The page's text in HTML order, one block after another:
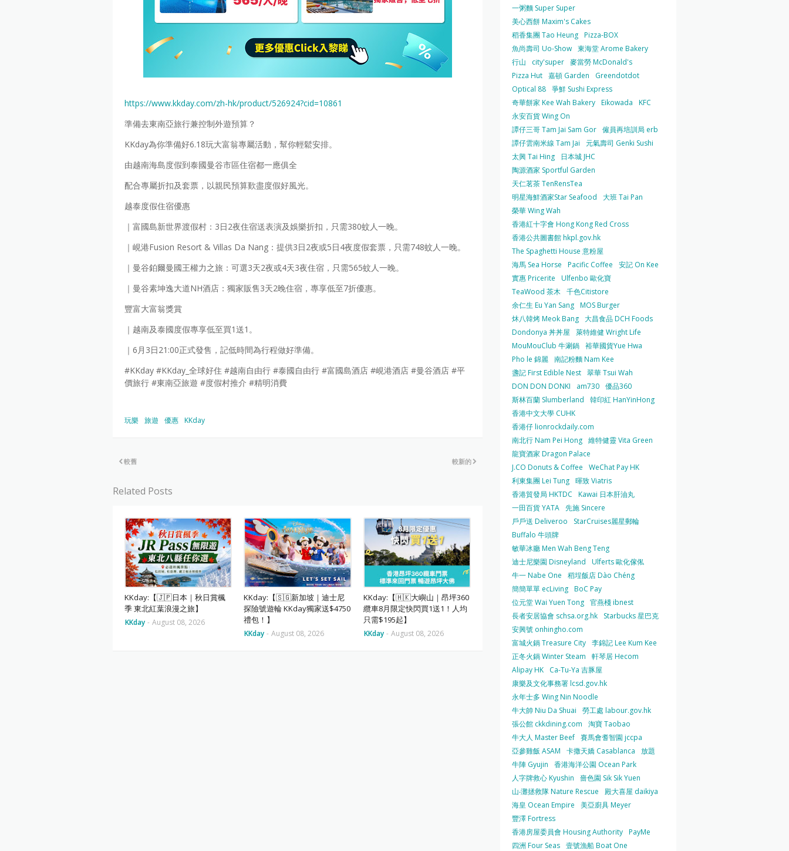
https://www.kkday.com/zh-hk/product/526924?cid=10861
準備去東南亞旅行兼控制外遊預算？
KKday為你準備好6.18玩大富翁專屬活動，幫你輕鬆安排。
由越南海島度假到泰國曼谷市區住宿都一應俱全
配合專屬折扣及套票，以親民預算歎盡度假好風光。
越泰度假住宿優惠
｜富國島新世界渡假村：3日2夜住宿送表演及娛樂折扣，只需380蚊人一晚。
｜峴港Fusion Resort & Villas Da Nang：提供3日2夜或5日4夜度假套票，只需748蚊人一晚。
｜曼谷鉑爾曼國王權力之旅：可選3天2夜或4天3夜住宿，只需565蚊人一晚。
｜曼谷素坤逸大道NH酒店：獨家販售3天2晚住宿，專享低至7折優惠。
豐富大富翁獎賞
｜越南及泰國度假專享低至買1送1。
｜6月3日21:00正式發售，記低時間為行程做好準備。
#KKday #KKday_全球好住 #越南自由行 #泰國自由行 #富國島酒店 #峴港酒店 #曼谷酒店 #平
價旅行 #東南亞旅遊 #度假村推介 #精明消費
玩樂 旅遊 優惠 KKday
較新的
較舊
Related Posts
KKday:【🇯🇵日本｜秋日賞楓
季 東北紅葉浪漫之旅】
KKday - August 08, 2026
KKday:【🇸🇬新加坡｜迪士尼
探險號遊輪 KKday獨家送$4750
禮包！】
KKday - August 08, 2026
KKday:【🇭🇰大嶼山｜昂坪360
纜車8月限定快閃買1送1！人均
只需$195起】
KKday - August 08, 2026
一粥麵 Super Super
美心西餅 Maxim's Cakes
稻香集團 Tao Heung Pizza-BOX
魚尚壽司 Uo-Show 東海堂 Arome Bakery
行山
city'super 麥當勞 McDonald's
Pizza Hut 嘉頓 Garden
Greendotdot
Optical 88 爭鮮 Sushi Express
奇華餅家 Kee Wah Bakery Eikowada
KFC
永安百貨 Wing On
譚仔三哥 Tam Jai Sam Gor 僱員再培訓局 erb
譚仔雲南米線 Tam Jai
元氣壽司 Genki Sushi
太興 Tai Hing
日本城 JHC
陶源酒家 Sportful Garden
天仁茗茶 TenRensTea
明星海鮮酒家Star Seafood
大班 Tai Pan
榮華 Wing Wah
香港紅十字會 Hong Kong Red Cross
香港公共圖書館 hkpl.gov.hk
The Spaghetti House 意粉屋
海馬 Sea Horse
Pacific Coffee
安記 On Kee
實惠 Pricerite
Ulfenbo 歐化寶
TeaWood 茶木 千色Citistore
余仁生 Eu Yan Sang MOS Burger
炑八韓烤 Meok Bang 大昌食品 DCH Foods
Dondonya 丼丼屋
萊特維健 Wright Life
MouMouClub 牛涮鍋 裕華國貨Yue Hwa
Pho le 錦麗 南記粉麵 Nam Kee
盞記 First Edible Nest 翠華 Tsui Wah
DON DON DONKI
am730 優品360
斯林百蘭 Slumberland
韓印紅 HanYinHong
香港中文大學 CUHK
香港仔 lionrockdaily.com
南北行 Nam Pei Hong 維特健靈 Vita Green
龍寶酒家 Dragon Palace
J.CO Donuts & Coffee
WeChat Pay HK
利東集團 Lei Tung 暉致 Viatris
香港貿發局 HKTDC
Kawai 日本肝油丸
一田百貨 YATA 先施 Sincere
戶戶送 Deliveroo
StarCruises麗星郵輪
Buffalo 牛頭牌
敏華冰廳 Men Wah Beng Teng
迪士尼樂園 Disneyland
Ulferts 歐化傢俬
牛一 Nabe One
稻埕飯店 Dào Chéng
簡簡單單 ecLiving BoC Pay
位元堂 Wai Yuen Tong 官燕棧 ibnest
長者安居協會 schsa.org.hk
Starbucks 星巴克
安興號 onhingho.com
富城火鍋 Treasure City 李錦記 Lee Kum Kee
正冬火鍋 Winter Steam
軒琴居 Hecom
Alipay HK
Ca-Tu-Ya 吉豚屋
康樂及文化事務署 lcsd.gov.hk
永年士多 Wing Nin Noodle
牛大帥 Niu Da Shuai
勞工處 labour.gov.hk
張公館 ckkdining.com
淘寶 Taobao
牛大人 Master Beef 賽馬會耆智園 jccpa
亞參雞飯 ASAM
卡撒天嬌 Casablanca
放題
牛陣 Gyujin
香港海洋公園 Ocean Park
人字牌救心 Kyushin
嗇色園 Sik Sik Yuen
山‧灘拯救隊 Nature Rescue
殿大喜屋 daikiya
海皇 Ocean Empire
美亞廚具 Meyer
豐澤 Fortress
香港房屋委員會 Housing Authority PayMe
四洲 Four Seas 壹號漁船 Boat One